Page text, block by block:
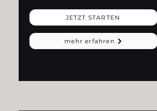
JETZT STARTEN
mehr erfahren